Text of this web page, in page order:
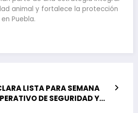
animal y fortalece la protección
Puebla.
LISTA PARA SEMANA
DE SEGURIDAD Y